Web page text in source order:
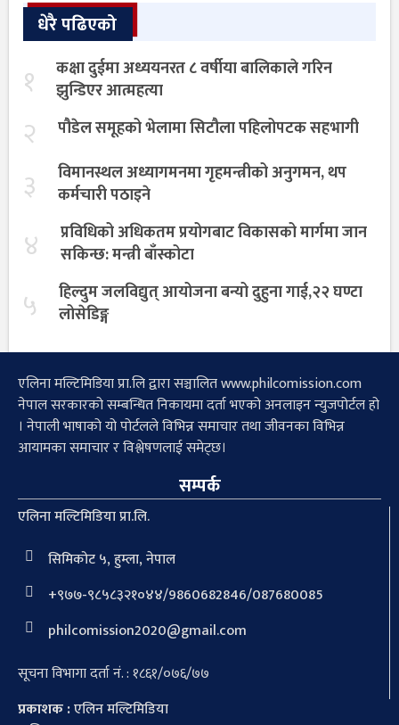
धेरै पढिएको
१
कक्षा दुईमा अध्ययनरत ८ वर्षीया बालिकाले गरिन
झुन्डिएर आत्महत्या
२ पौडेल समूहको भेलामा सिटौला पहिलोपटक सहभागी
३
विमानस्थल अध्यागमनमा गृहमन्त्रीको अनुगमन, थप
कर्मचारी पठाइने
४
प्रविधिको अधिकतम प्रयोगबाट विकासको मार्गमा जान
सकिन्छ: मन्त्री बाँस्कोटा
५
हिल्दुम जलविद्युत् आयोजना बन्यो दुहुना गाई,२२ घण्टा
लोसेडिङ्ग
एलिना मल्टिमिडिया प्रा.लि द्वारा सञ्चालित www.philcomission.com
नेपाल सरकारको सम्बन्धित निकायमा दर्ता भएको अनलाइन न्युजपोर्टल हो
। नेपाली भाषाको यो पोर्टलले विभिन्न समाचार तथा जीवनका विभिन्न
आयामका समाचार र विश्लेषणलाई समेट्छ।
सम्पर्क
एलिना मल्टिमिडिया प्रा.लि.
सिमिकोट ५, हुम्ला, नेपाल
+९७७-९८५८३२१०४४/9860682846/087680085
philcomission2020@gmail.com
सूचना विभागा दर्ता नं. : १८६१/०७६/७७
प्रकाशक :एलिन मल्टिमिडिया